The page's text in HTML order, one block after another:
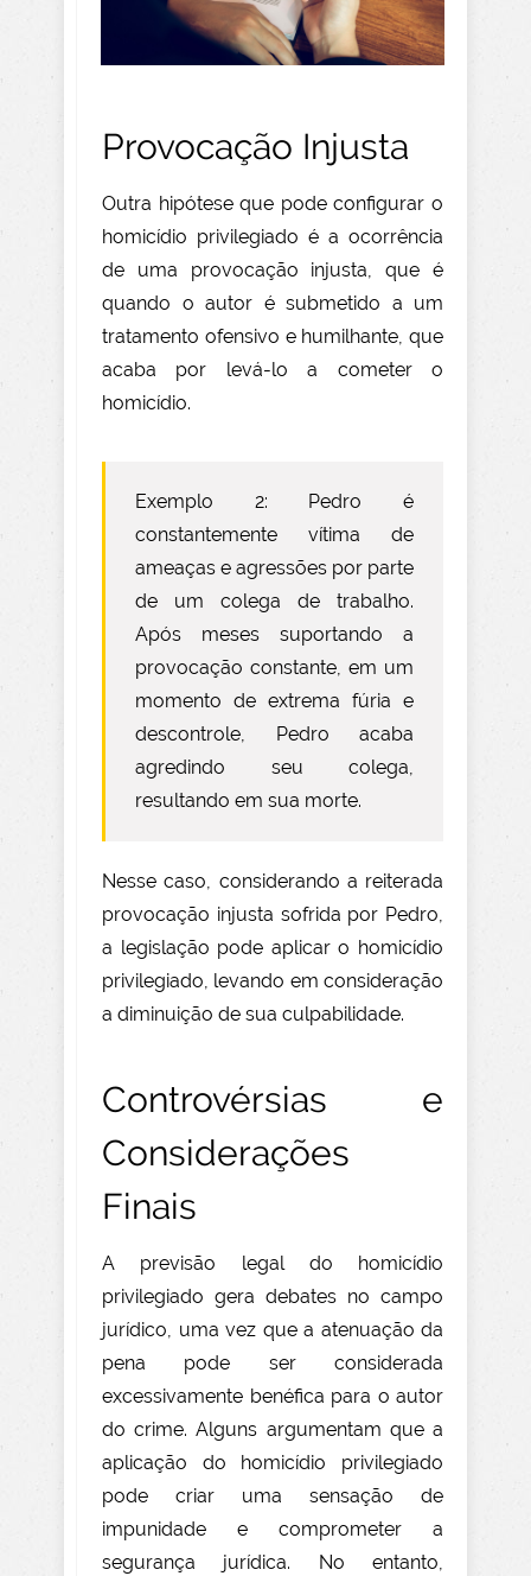
Provocação Injusta
Outra hipótese que pode configurar o
homicídio privilegiado é a ocorrência
de uma provocação injusta, que é
quando o autor é submetido a um
tratamento ofensivo e humilhante, que
acaba por levá-lo a cometer o
homicídio.
Exemplo 2: Pedro é
constantemente vítima de
ameaças e agressões por parte
de um colega de trabalho.
Após meses suportando a
provocação constante, em um
momento de extrema fúria e
descontrole, Pedro acaba
agredindo seu colega,
resultando em sua morte.
Nesse caso, considerando a reiterada
provocação injusta sofrida por Pedro,
a legislação pode aplicar o homicídio
privilegiado, levando em consideração
a diminuição de sua culpabilidade.
Controvérsias e
Considerações
Finais
A previsão legal do homicídio
privilegiado gera debates no campo
jurídico, uma vez que a atenuação da
pena pode ser considerada
excessivamente benéfica para o autor
do crime. Alguns argumentam que a
aplicação do homicídio privilegiado
pode criar uma sensação de
impunidade e comprometer a
segurança jurídica. No entanto,